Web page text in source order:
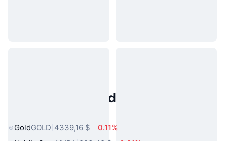
Activos del Mundo Real
GoldGOLD 4339,16 $
0.11%